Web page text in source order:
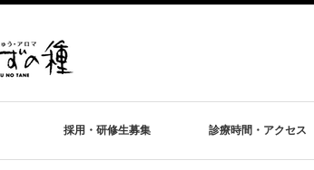
採用・研修生募集 診療時間・アクセス